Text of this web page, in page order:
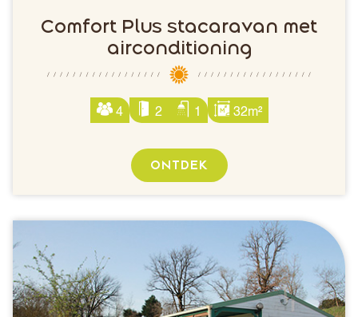
Comfort Plus stacaravan met
airconditioning
4 2 1 32m²
ONTDEK